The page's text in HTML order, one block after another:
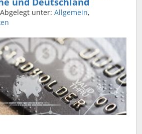
unter: Allgemein,